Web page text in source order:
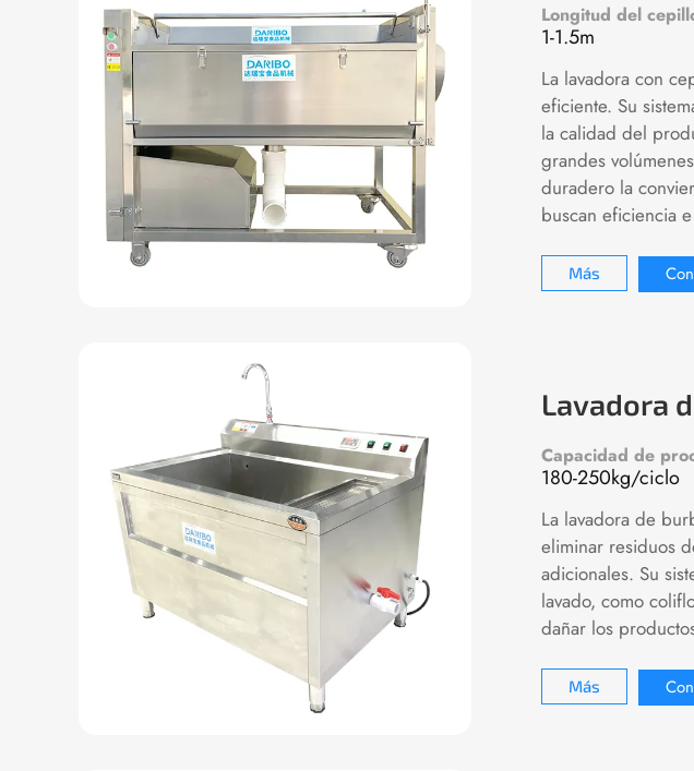
Longitud del
1-1.5m
La lavadora con
eficiente. Su
la calidad del
grandes
duradero la
buscan eficiencia
Más
Lavadora
Capacidad de
180-250kg/ciclo
La lavadora de
eliminar residuos
adicionales. Su
lavado, como
dañar los
Más